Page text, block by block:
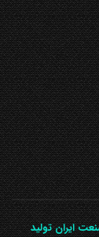
دیاکو صنعت ایران تولید